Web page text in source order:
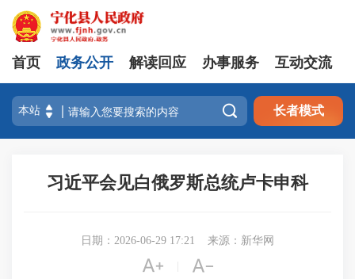
首页 政务公开 解读回应 办事服务 互动交流
 长者模式
习近平会见白俄罗斯总统卢卡申科
日期：2026-06-29 17:21 来源：新华网
 